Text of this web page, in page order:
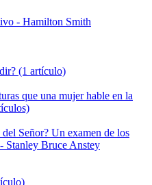
- Hamilton Smith
(1 artículo)
que una mujer hable en la
Señor? Un examen de los
Stanley Bruce Anstey